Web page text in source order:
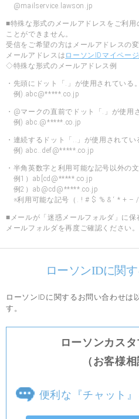
@mailservice.lawson.jp
■特殊な形式のメールアドレスをご利
ことができません。
受信をご希望の方はメールアドレスの
メールアドレスは ローソンIDマイページ
◇特殊な形式のメールアドレス例
・先頭にドット「.」が使用されている。
例).abc@*****.co.jp
・@マークの直前でドット「.」が使用
例) abc.@*****.co.jp
・連続するドット「..」が使用されてい
例) abc..def@*****.co.jp
・半角英数字と利用可能な記号以外の
例1）ab[cd@*****.co.jp
例2）ab@cd@*****.co.jp
※利用可能な記号（. ! # $ % & ‘ * + – /
■メールが「迷惑メールフォルダ」に保
メールフォルダを再度ご確認ください。
ローソンIDに関
ローソンIDに関するお問い合わせは
す。
ローソンカス
（お客様相
便利な『チャット